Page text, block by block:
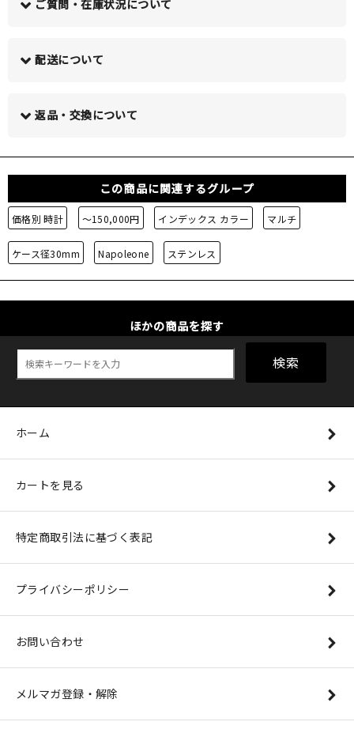
ご質問・在庫状況について
配送について
返品・交換について
この商品に関連するグループ
価格別 時計 ～150,000円 インデックス カラー マルチ
ケース径30mm Napoleone ステンレス
ほかの商品を探す
検索
ホーム
カートを見る
特定商取引法に基づく表記
プライバシーポリシー
お問い合わせ
メルマガ登録・解除